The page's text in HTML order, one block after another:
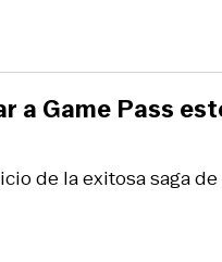
de la exitosa saga de
a Game Pass